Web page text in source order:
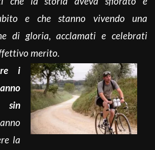
e che stanno vivendo una
di gloria, acclamati e celebrati
merito.
i
la